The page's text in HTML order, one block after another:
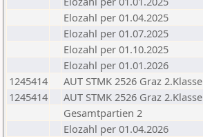
Elozahl per 01.04.2025
Elozahl per 01.07.2025
Elozahl per 01.10.2025
Elozahl per 01.01.2026
1245414
AUT STMK 2526 Graz 2.Klasse
1245414
AUT STMK 2526 Graz 2.Klasse
Gesamtpartien 2
Elozahl per 01.04.2026